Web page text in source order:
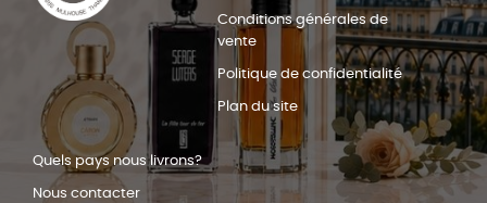
Conditions générales de
vente
Politique de confidentialité
Plan du site
Quels pays nous livrons?
Nous contacter